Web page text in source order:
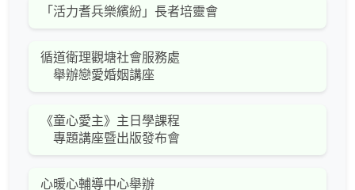
「活力耆兵樂繽紛」長者培靈會
循道衛理觀塘社會服務處
舉辦戀愛婚姻講座
《童心愛主》主日學課程
專題講座暨出版發布會
心暖心輔導中心舉辦